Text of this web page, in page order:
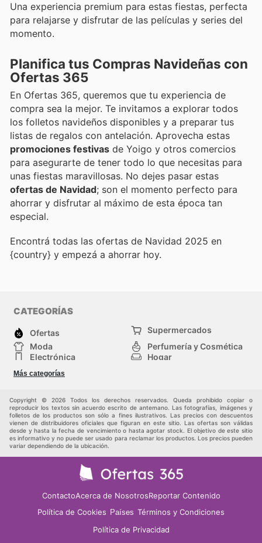
Una experiencia premium para estas fiestas, perfecta
para relajarse y disfrutar de las películas y series del
momento.
Planifica tus Compras Navideñas con
Ofertas 365
En Ofertas 365, queremos que tu experiencia de
compra sea la mejor. Te invitamos a explorar todos
los folletos navideños disponibles y a preparar tus
listas de regalos con antelación. Aprovecha estas
promociones festivas de Yoigo y otros comercios
para asegurarte de tener todo lo que necesitas para
unas fiestas maravillosas. No dejes pasar estas
ofertas de Navidad; son el momento perfecto para
ahorrar y disfrutar al máximo de esta época tan
especial.
Encontrá todas las ofertas de Navidad 2025 en
{country} y empezá a ahorrar hoy.
CATEGORÍAS
Ofertas
Supermercados
Moda
Perfumería y Cosmética
Electrónica
Hogar
Deporte
Juguetes y bebés
Más categorías
Copyright © 2026 Todos los derechos reservados. Queda prohibido copiar o
reproducir los textos sin acuerdo escrito de antemano. Las fotografías, imágenes y
folletos de los productos son sólo a fines ilustrativos. Las precios con descuentos
vienen de distribuidores oficiales que figuran en este sitio. Las ofertas son válidas
desde y hasta la fecha de vencimiento o hasta agotar stock. El objetivo de este sitio
es informativo y no puede ser usado para reclamar los productos. Los precios pueden
variar dependiendo de la ubicación.
ContactoAcerca de NosotrosReportar Contenido
Política de Cookies Países Términos y Condiciones
Política de Privacidad